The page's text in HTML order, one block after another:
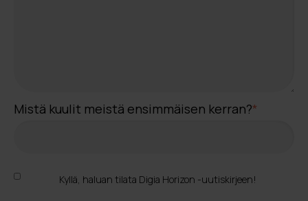
Mistä kuulit meistä ensimmäisen kerran?*
Kyllä, haluan tilata Digia Horizon -uutiskirjeen!